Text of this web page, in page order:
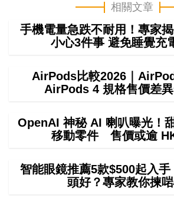
相關文章
手機電量急跌不耐用！專家
小心3件事 避免睡覺充
AirPods比較2026｜
AirPods 4 規格售價差
OpenAI 神秘 AI 喇叭曝光！
移動零件 售價或逾
智能眼鏡推薦5款$500起入
頭好？專家教你揀